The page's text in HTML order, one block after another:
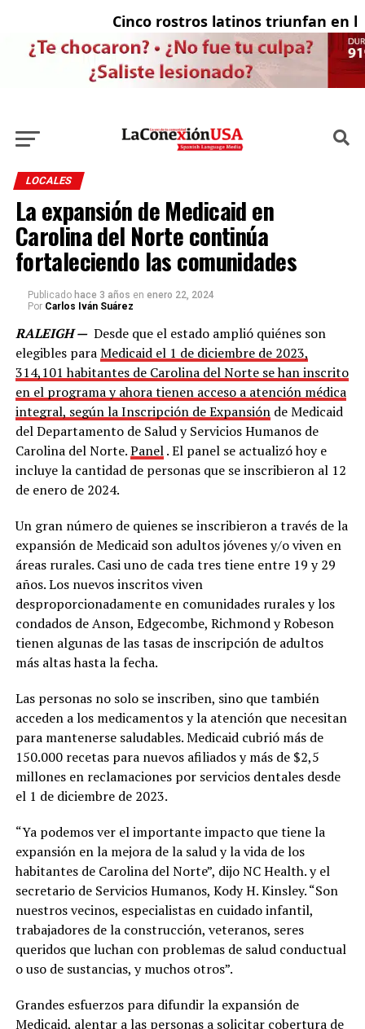
Cinco rostros latinos triunfan en la
LOCALES
La expansión de Medicaid en
Carolina del Norte continúa
fortaleciendo las comunidades
Publicado hace 3 años en enero 22, 2024
Por Carlos Iván Suárez
RALEIGH — Desde que el estado amplió quiénes son
elegibles paraMedicaid el 1 de diciembre de 2023,
314,101 habitantes de Carolina del Norte se han inscrito
en el programa y ahora tienen acceso a atención médica
integral, según laInscripción de Expansiónde Medicaid
del Departamento de Salud y Servicios Humanos de
Carolina del Norte.Panel. El panel se actualizó hoy e
incluye la cantidad de personas que se inscribieron al 12
de enero de 2024.
Un gran número de quienes se inscribieron a través de la
expansión de Medicaid son adultos jóvenes y/o viven en
áreas rurales. Casi uno de cada tres tiene entre 19 y 29
años. Los nuevos inscritos viven
desproporcionadamente en comunidades rurales y los
condados de Anson, Edgecombe, Richmond y Robeson
tienen algunas de las tasas de inscripción de adultos
más altas hasta la fecha.
Las personas no solo se inscriben, sino que también
acceden a los medicamentos y la atención que necesitan
para mantenerse saludables. Medicaid cubrió más de
150.000 recetas para nuevos afiliados y más de $2,5
millones en reclamaciones por servicios dentales desde
el 1 de diciembre de 2023.
“Ya podemos ver el importante impacto que tiene la
expansión en la mejora de la salud y la vida de los
habitantes de Carolina del Norte”, dijo NC Health. y el
secretario de Servicios Humanos, Kody H. Kinsley. “Son
nuestros vecinos, especialistas en cuidado infantil,
trabajadores de la construcción, veteranos, seres
queridos que luchan con problemas de salud conductual
o uso de sustancias, y muchos otros”.
Grandes esfuerzos para difundir la expansión de
Medicaid, alentar a las personas a solicitar cobertura de